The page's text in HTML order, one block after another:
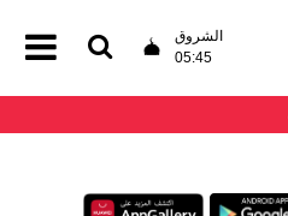
الشروق
05:45